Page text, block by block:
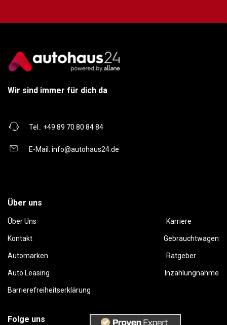
Wir sind immer für dich da
Tel.: +49 89 70 80 84 84
E-Mail: info@autohaus24.de
Über uns
Über Uns Karriere
Kontakt Gebrauchtwagen
Automarken Ratgeber
Auto Leasing Inzahlungnahme
Barrierefreiheitserklärung
Folge uns